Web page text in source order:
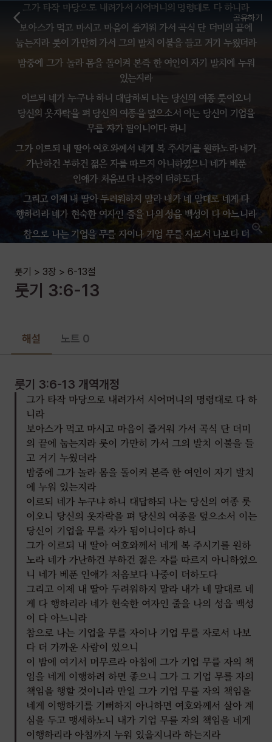
공유하기
그가 타작 마당으로 내려가서 시어머니의 명령대로 다 하니라
보아스가 먹고 마시고 마음이 즐거워 가서 곡식 단 더미의 끝에
눕는지라 룻이 가만히 가서 그의 발치 이불을 들고 거기 누웠더라
밤중에 그가 놀라 몸을 돌이켜 본즉 한 여인이 자기 발치에 누워
있는지라
이르되 네가 누구냐 하니 대답하되 나는 당신의 여종 룻이오니
당신의 옷자락을 펴 당신의 여종을 덮으소서 이는 당신이 기업을
무를 자가 됨이니이다 하니
그가 이르되 내 딸아 여호와께서 네게 복 주시기를 원하노라 네가
가난하건 부하건 젊은 자를 따르지 아니하였으니 네가 베푼
인애가 처음보다 나중이 더하도다
그리고 이제 내 딸아 두려워하지 말라 내가 네 말대로 네게 다
행하리라 네가 현숙한 여자인 줄을 나의 성읍 백성이 다 아느니라
참으로 나는 기업을 무를 자이나 기업 무를 자로서 나보다 더
이 밤에 여기서 머무르라 아침에 그가 기업 무를 자의 책임을 네게
이행하려 하면 좋으니 그가 그 기업 무를 자의 책임을 행할
것이니라 만일 그가 기업 무를 자의 책임을 네게 이행하기를
룻기 > 3장 > 6-13절
룻기 3:6-13
해설 노트 0
룻기 3:6-13 개역개정
그가 타작 마당으로 내려가서 시어머니의 명령대로 다 하
니라
보아스가 먹고 마시고 마음이 즐거워 가서 곡식 단 더미
의 끝에 눕는지라 룻이 가만히 가서 그의 발치 이불을 들
고 거기 누웠더라
밤중에 그가 놀라 몸을 돌이켜 본즉 한 여인이 자기 발치
에 누워 있는지라
이르되 네가 누구냐 하니 대답하되 나는 당신의 여종 룻
이오니 당신의 옷자락을 펴 당신의 여종을 덮으소서 이는
당신이 기업을 무를 자가 됨이니이다 하니
그가 이르되 내 딸아 여호와께서 네게 복 주시기를 원하
노라 네가 가난하건 부하건 젊은 자를 따르지 아니하였으
니 네가 베푼 인애가 처음보다 나중이 더하도다
그리고 이제 내 딸아 두려워하지 말라 내가 네 말대로 네
게 다 행하리라 네가 현숙한 여자인 줄을 나의 성읍 백성
이 다 아느니라
참으로 나는 기업을 무를 자이나 기업 무를 자로서 나보
다 더 가까운 사람이 있으니
이 밤에 여기서 머무르라 아침에 그가 기업 무를 자의 책
임을 네게 이행하려 하면 좋으니 그가 그 기업 무를 자의
책임을 행할 것이니라 만일 그가 기업 무를 자의 책임을
네게 이행하기를 기뻐하지 아니하면 여호와께서 살아 계
심을 두고 맹세하노니 내가 기업 무를 자의 책임을 네게
이행하리라 아침까지 누워 있을지니라 하는지라